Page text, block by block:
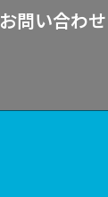
お問い合わ